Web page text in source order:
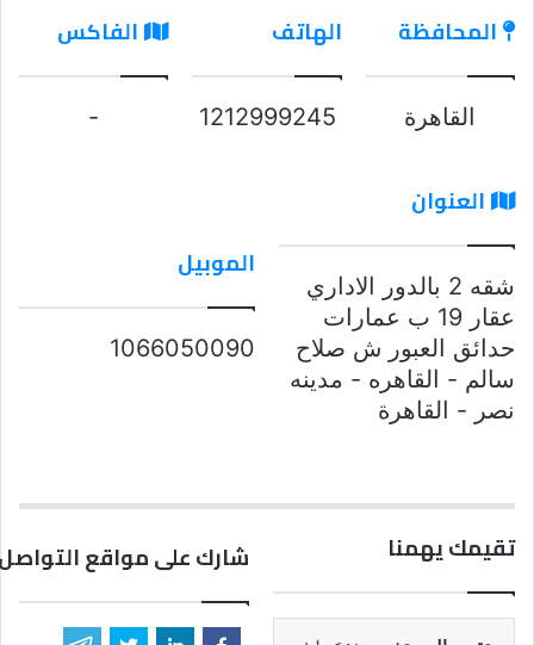
المحافظة
القاهرة
الهاتف
1212999245
الفاكس
-
العنوان
شقه 2 بالدور الاداري
عقار 19 ب عمارات
حدائق العبور ش صلاح
سالم - القاهره - مدينه
نصر - القاهرة
الموبيل
1066050090
تقيمك يهمنا شارك على مواقع